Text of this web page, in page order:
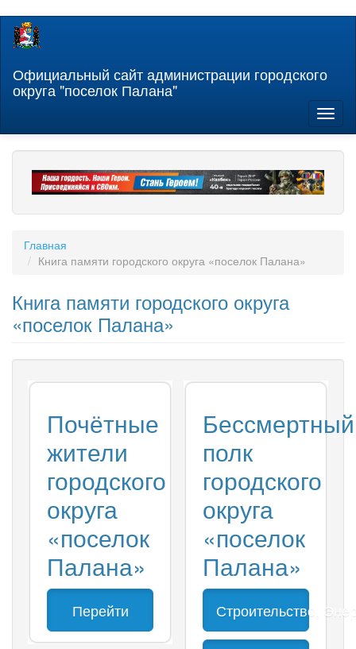
Перейти
содержанию
Официальный сайт администрации городского
округа "поселок Палана"
Главная
Книга памяти городского округа «поселок Палана»
Книга памяти городского округа
«поселок Палана»
Почётные
жители
городского
округа
«поселок
Палана»
Перейти
Бессмертный
полк
городского
округа
«поселок
Палана»
Строительство,